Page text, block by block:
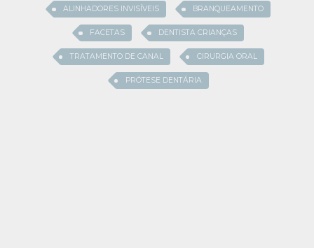
ALINHADORES INVISÍVEIS BRANQUEAMENTO
FACETAS DENTISTA CRIANÇAS
TRATAMENTO DE CANAL CIRURGIA ORAL
PRÓTESE DENTÁRIA